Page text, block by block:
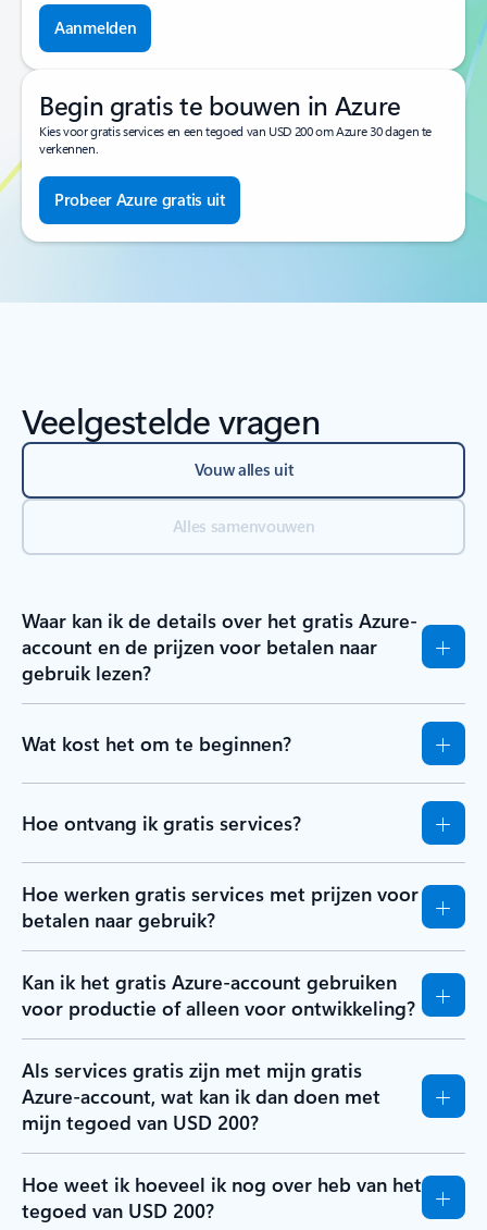
Aanmelden
Begin gratis te bouwen in Azure
Kies voor gratis services en een tegoed van USD 200 om Azure 30 dagen te
verkennen.
Probeer Azure gratis uit
Veelgestelde vragen
Vouw alles uit
Alles samenvouwen
Waar kan ik de details over het gratis Azure-
account en de prijzen voor betalen naar
gebruik lezen?
Wat kost het om te beginnen?
Hoe ontvang ik gratis services?
Hoe werken gratis services met prijzen voor
betalen naar gebruik?
Kan ik het gratis Azure-account gebruiken
voor productie of alleen voor ontwikkeling?
Als services gratis zijn met mijn gratis
Azure-account, wat kan ik dan doen met
mijn tegoed van USD 200?
Hoe weet ik hoeveel ik nog over heb van het
tegoed van USD 200?